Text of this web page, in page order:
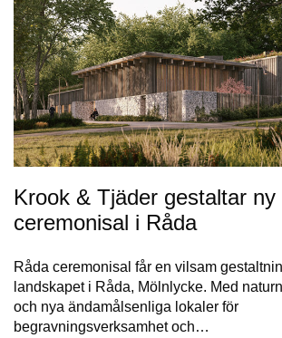
Krook & Tjäder gestaltar ny
ceremonisal i Råda
Råda ceremonisal får en vilsam
landskapet i Råda, Mölnlycke. Med
och nya ändamålsenliga lokaler för
begravningsverksamhet och…